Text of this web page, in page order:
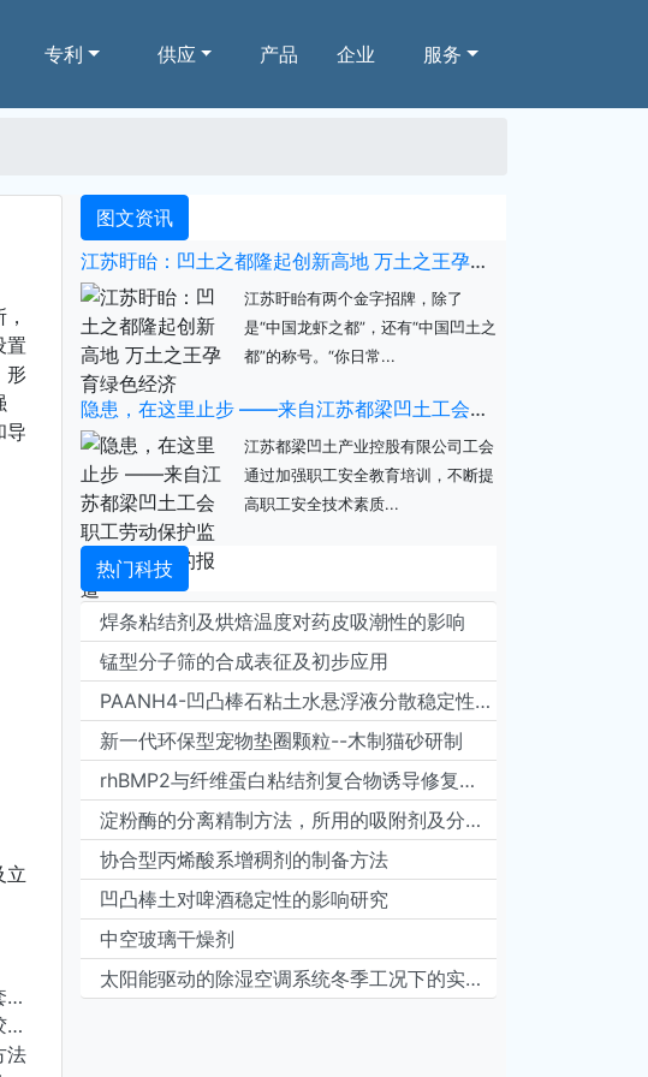
专利 供应 产品 企业 服务
置
形
导
立
法
图文资讯
江苏盱眙：凹土之都隆起创新高地 万土之王孕育绿色经济
江苏盱眙有两个金字招牌，除了
是“中国龙虾之都”，还有“中国凹土之
都”的称号。“你日常...
隐患，在这里止步 ——来自江苏都梁凹土工会职工劳动保护监督检查培训的报道
江苏都梁凹土产业控股有限公司工会
通过加强职工安全教育培训，不断提
高职工安全技术素质...
热门科技
焊条粘结剂及烘焙温度对药皮吸潮性的影响
锰型分子筛的合成表征及初步应用
PAANH4-凹凸棒石粘土水悬浮液分散稳定性研究
新一代环保型宠物垫圈颗粒--木制猫砂研制
rhBMP2与纤维蛋白粘结剂复合物诱导修复性牙本质形成的动物实验
淀粉酶的分离精制方法，所用的吸附剂及分离精制装置
协合型丙烯酸系增稠剂的制备方法
凹凸棒土对啤酒稳定性的影响研究
中空玻璃干燥剂
太阳能驱动的除湿空调系统冬季工况下的实验研究